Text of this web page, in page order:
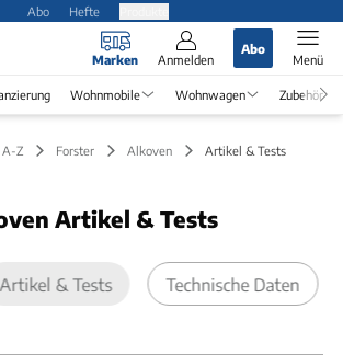
Abo Hefte
Marken Anmelden
Abo
Menü
Wohnmobile Wohnwagen Zubehör
A-Z Forster Alkoven Artikel & Tests
Artikel & Tests
Artikel & Tests Technische Daten